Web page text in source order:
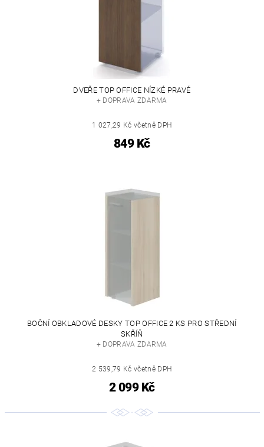
DVEŘE TOP OFFICE NÍZKÉ PRAVÉ
+ DOPRAVA ZDARMA
1 027,29 Kč včetně DPH
849 Kč
BOČNÍ OBKLADOVÉ DESKY TOP OFFICE 2 KS PRO STŘEDNÍ
SKŘÍŇ
+ DOPRAVA ZDARMA
2 539,79 Kč včetně DPH
2 099 Kč